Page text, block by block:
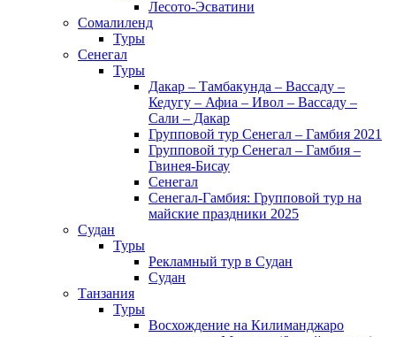
Лесото-Эсватини
Сомалиленд
Туры
Сенегал
Туры
Дакар – Тамбакунда – Вассаду –
Кедугу – Афиа – Ивол – Вассаду –
Сали – Дакар
Групповой тур Сенегал – Гамбия 2021
Групповой тур Сенегал – Гамбия –
Гвинея-Бисау
Сенегал
Сенегал-Гамбия: Групповой тур на
майские праздники 2025
Судан
Туры
Рекламный тур в Cудан
Cудан
Танзания
Туры
Восхождение на Килиманджаро